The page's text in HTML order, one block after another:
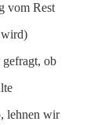
vom Rest
wird)
ob
lehnen wir